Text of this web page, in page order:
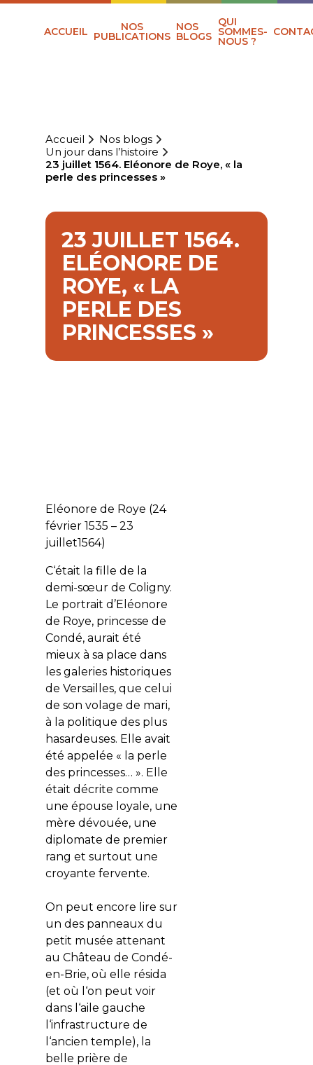
ACCUEIL NOS
PUBLICATIONS
NOS
BLOGS
QUI
SOMMES-
NOUS ?
Accueil
Nos blogs
Un jour dans l’histoire
23 juillet 1564. Eléonore de Roye, « la
perle des princesses »
23 JUILLET 1564.
ELÉONORE DE
ROYE, « LA
PERLE DES
PRINCESSES »
Eléonore de Roye (24
février 1535 – 23
juillet1564)
C‘était la fille de la
demi-sœur de Coligny.
Le portrait d’Eléonore
de Roye, princesse de
Condé, aurait été
mieux à sa place dans
les galeries historiques
de Versailles, que celui
de son volage de mari,
à la politique des plus
hasardeuses. Elle avait
été appelée « la perle
des princesses… ». Elle
était décrite comme
une épouse loyale, une
mère dévouée, une
diplomate de premier
rang et surtout une
croyante fervente.
On peut encore lire sur
un des panneaux du
petit musée attenant
au Château de Condé-
en-Brie, où elle résida
(et où l‘on peut voir
dans l‘aile gauche
l‘infrastructure de
l‘ancien temple), la
belle prière de